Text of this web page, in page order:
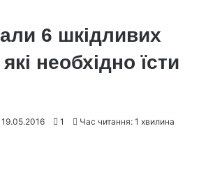
6 шкідливих
необхідно їсти
19.05.2016 1 Час читання: 1 хвилина